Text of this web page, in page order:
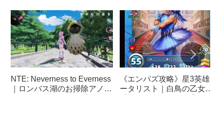
NTE: Neverness to Everness
｜ロンバス湖のお掃除アノマ
《エンパズ攻略》星3英雄デ
ータリスト｜白鳥の乙女